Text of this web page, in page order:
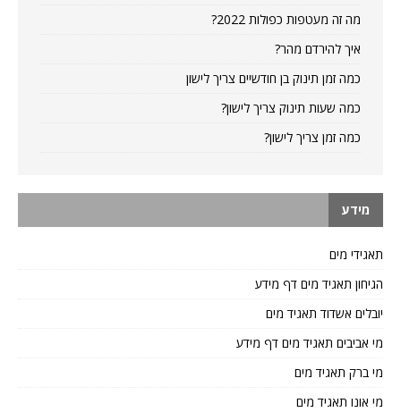
מה זה מעטפות כפולות 2022?
איך להירדם מהר?
כמה זמן תינוק בן חודשיים צריך לישון
כמה שעות תינוק צריך לישון?
כמה זמן צריך לישון?
מידע
תאגידי מים
הגיחון תאגיד מים דף מידע
יובלים אשדוד תאגיד מים
מי אביבים תאגיד מים דף מידע
מי ברק תאגיד מים
מי אונו תאגיד מים